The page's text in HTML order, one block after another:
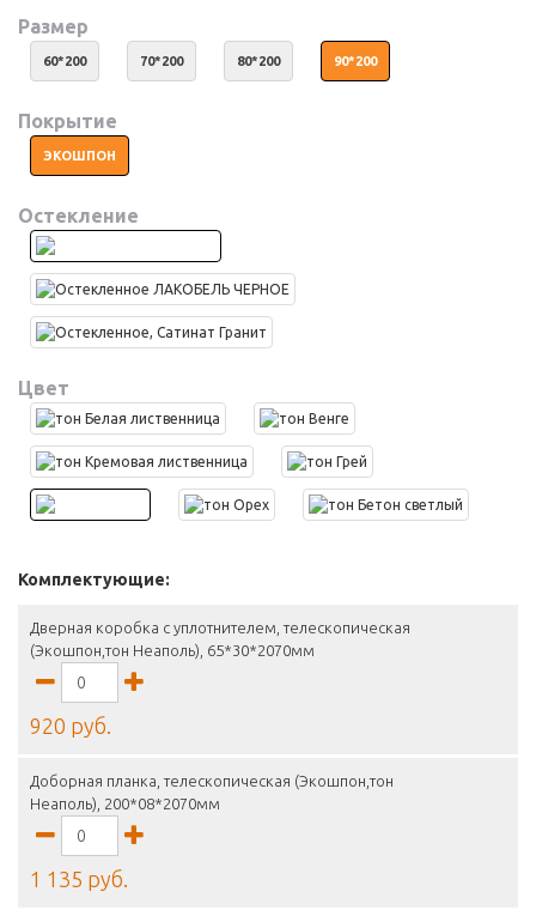
Размер
60*200 70*200 80*200 90*200
Покрытие
ЭКОШПОН
Остекление
Цвет
Комплектующие:
Дверная коробка с уплотнителем, телескопическая
(Экошпон,тон Неаполь), 65*30*2070мм
920 руб.
Доборная планка, телескопическая (Экошпон,тон
Неаполь), 200*08*2070мм
1 135 руб.